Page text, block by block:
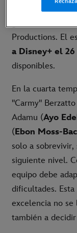
tráiler de la
Productions. El
a Disney+ el
disponibles.
En la cuarta
"Carmy"
Adamu (Ayo
(Ebon Moss-
solo a
siguiente nivel.
equipo debe
dificultades.
excelencia no
también a